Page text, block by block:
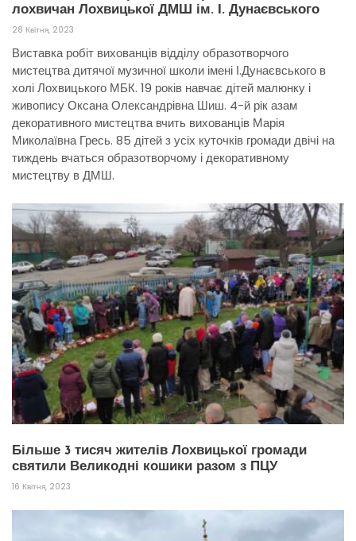
лохвичан Лохвицької ДМШ ім. І. Дунаєвського
28 Квітня, 2023
Виставка робіт вихованців відділу образотворчого
мистецтва дитячої музичної школи імені І.Дунаєвського в
холі Лохвицького МБК. 19 років навчає дітей малюнку і
живопису Оксана Олександрівна Шиш. 4-й рік азам
декоративного мистецтва вчить вихованців Марія
Миколаївна Гресь. 85 дітей з усіх куточків громади двічі на
тиждень вчаться образотворчому і декоративному
мистецтву в ДМШ.
Більше 3 тисяч жителів Лохвицької громади
святили Великодні кошики разом з ПЦУ
16 Квітня, 2023